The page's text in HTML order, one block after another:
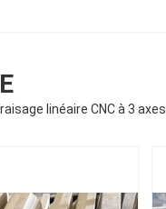
linéaire CNC à 3 axes